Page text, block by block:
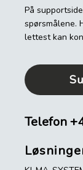
På
spørsmålene.
lettest kan
Telefon